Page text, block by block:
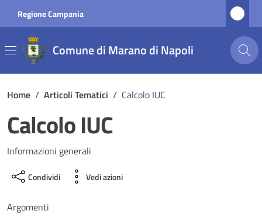
Regione Campania
Comune di Marano di Napoli
Home / Articoli Tematici / Calcolo IUC
Calcolo IUC
Informazioni generali
Condividi Vedi azioni
Argomenti